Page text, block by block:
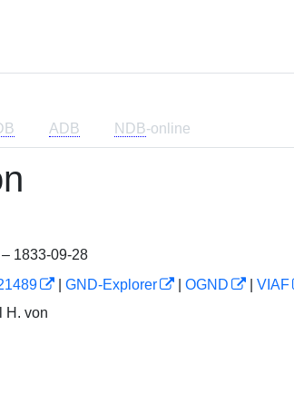
ADB NDB-online
1833-09-28
GND-Explorer OGND
VIAF
H. von